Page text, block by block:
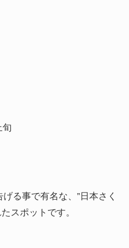
旬
る事で有名な、”日本さく
スポットです。